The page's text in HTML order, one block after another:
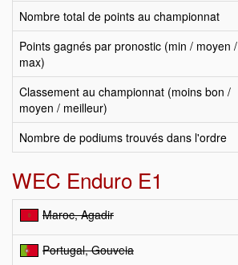
Nombre total de points au championnat
Points gagnés par pronostic (min / moyen /
max)
Classement au championnat (moins bon /
moyen / meilleur)
Nombre de podiums trouvés dans l'ordre
WEC Enduro E1
Maroc, Agadir
Portugal, Gouveia